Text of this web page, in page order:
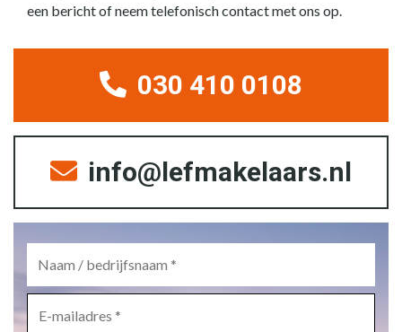
een bericht of neem telefonisch contact met ons op.
030 410 0108
info@lefmakelaars.nl
mailadres *